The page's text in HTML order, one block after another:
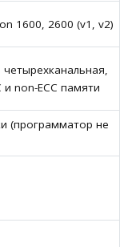
1600, 2600 (v1, v2)
четырехканальная,
и non-ECC памяти
(программатор не